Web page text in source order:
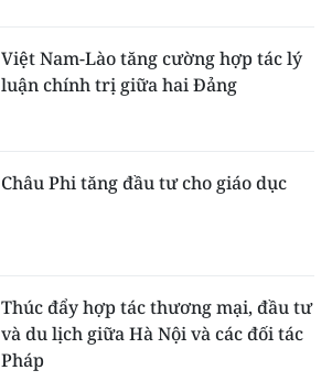
Việt Nam-Lào tăng cường hợp tác lý
luận chính trị giữa hai Đảng
Châu Phi tăng đầu tư cho giáo dục
Thúc đẩy hợp tác thương mại, đầu tư
và du lịch giữa Hà Nội và các đối tác
Pháp